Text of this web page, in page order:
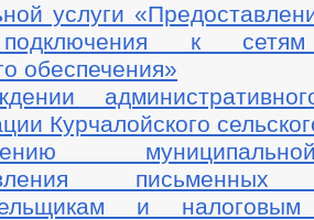
услуги
к сетям
обеспечения»
Курчалойского
письменных
и